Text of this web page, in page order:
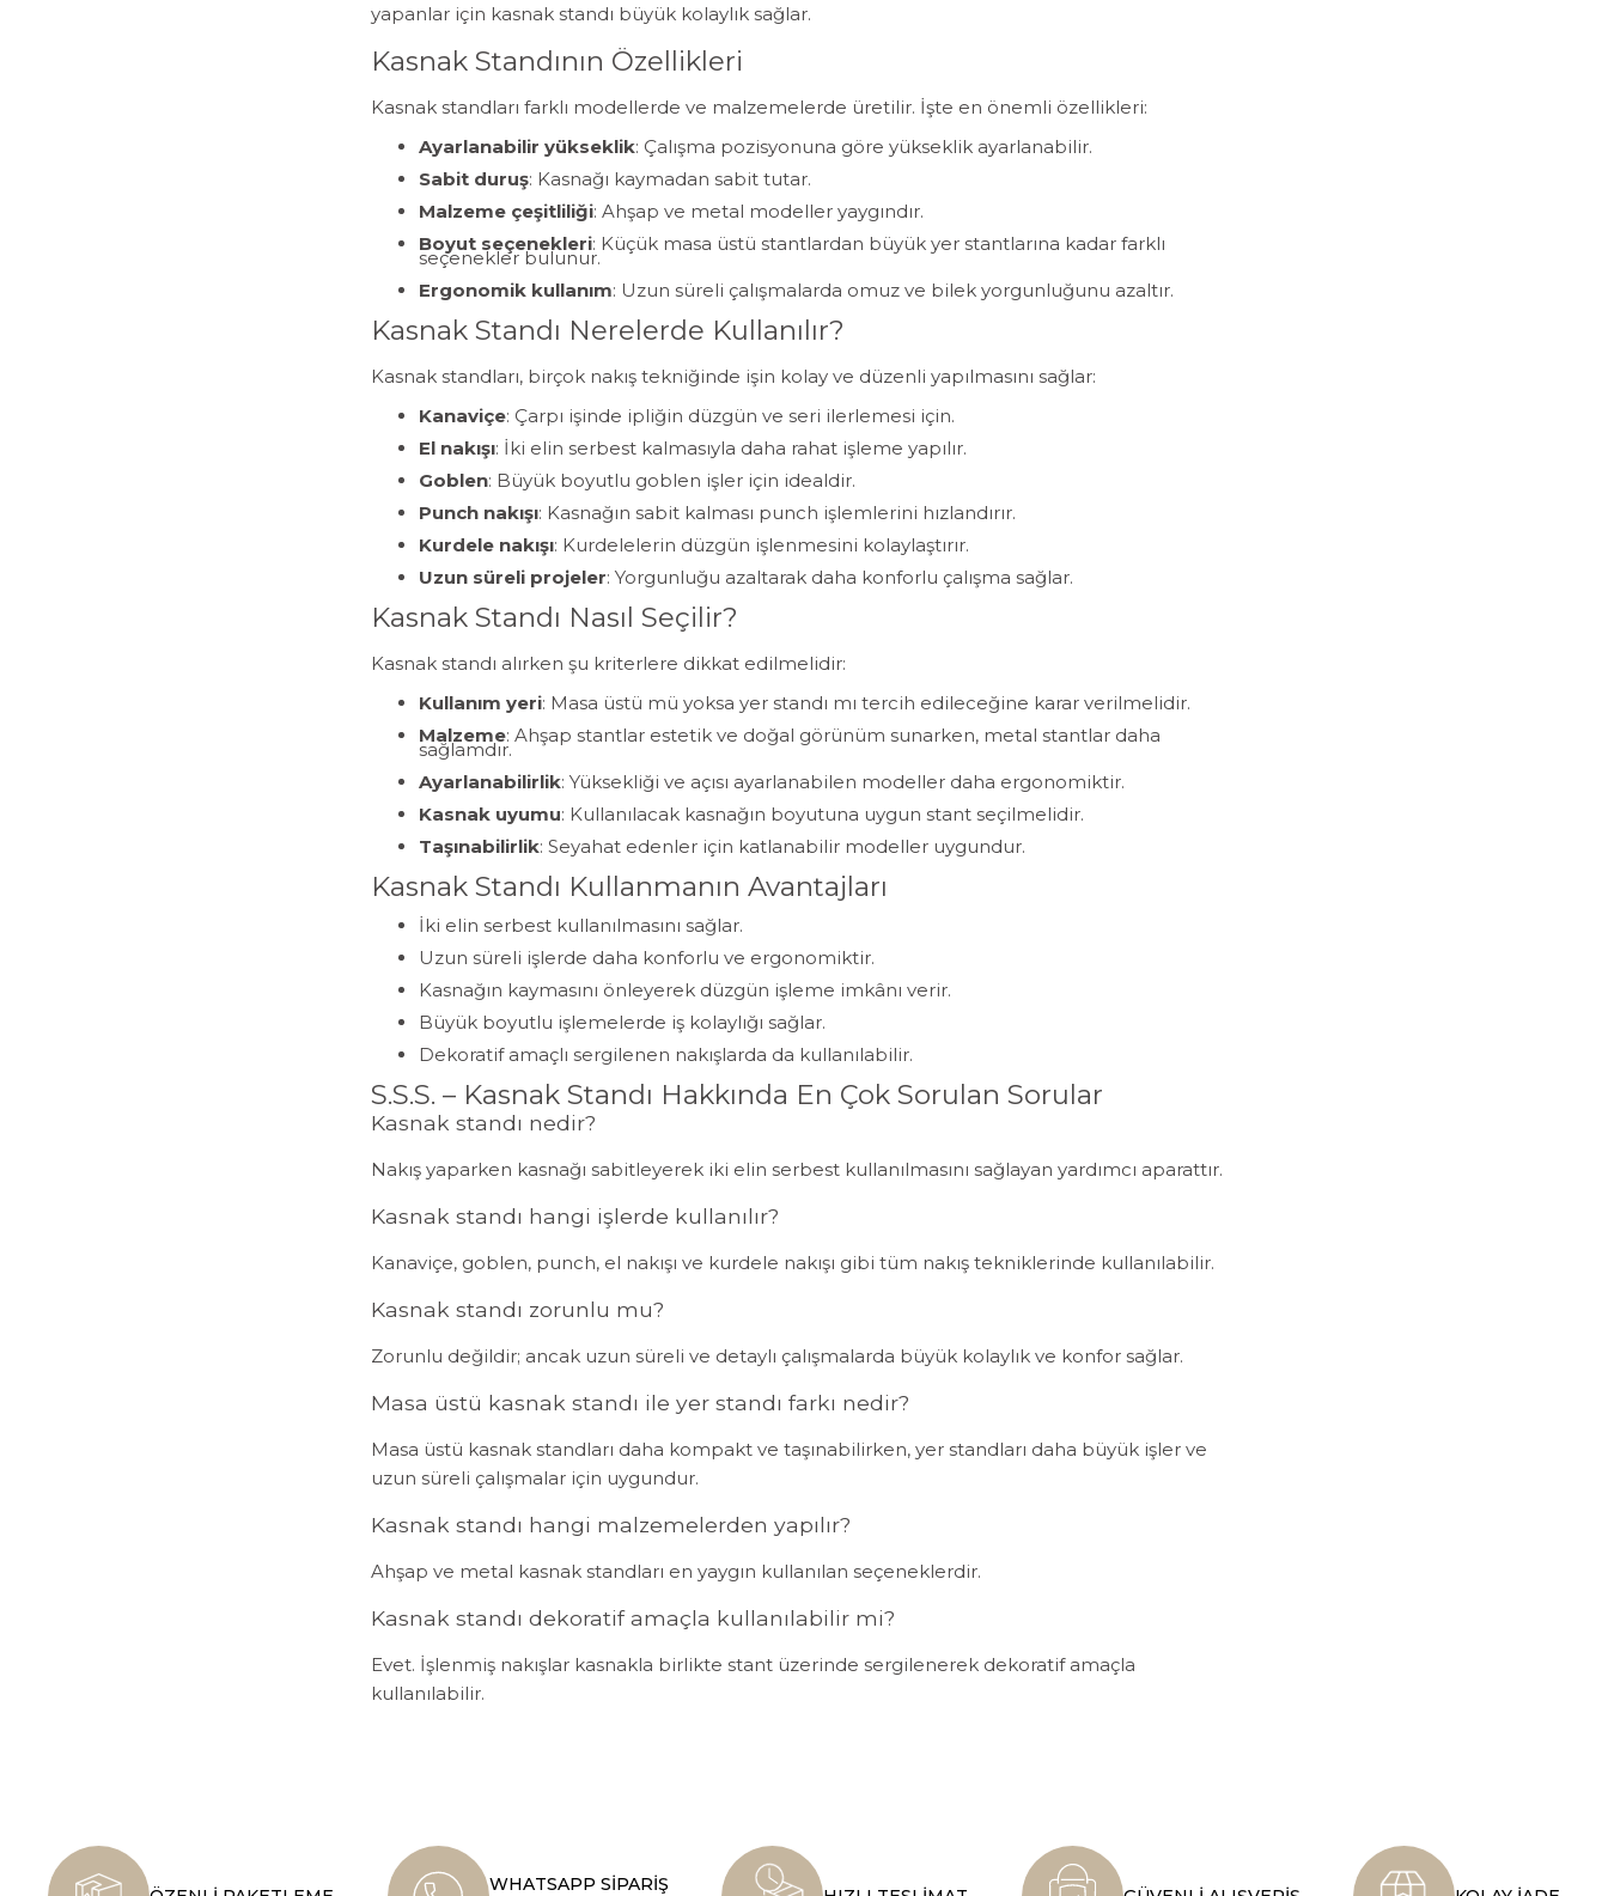
yapanlar için kasnak standı büyük kolaylık sağlar.
Kasnak Standının Özellikleri
Kasnak standları farklı modellerde ve malzemelerde üretilir. İşte en önemli özellikleri:
Ayarlanabilir yükseklik: Çalışma pozisyonuna göre yükseklik ayarlanabilir.
Sabit duruş: Kasnağı kaymadan sabit tutar.
Malzeme çeşitliliği: Ahşap ve metal modeller yaygındır.
Boyut seçenekleri: Küçük masa üstü stantlardan büyük yer stantlarına kadar farklı
seçenekler bulunur.
Ergonomik kullanım: Uzun süreli çalışmalarda omuz ve bilek yorgunluğunu azaltır.
Kasnak Standı Nerelerde Kullanılır?
Kasnak standları, birçok nakış tekniğinde işin kolay ve düzenli yapılmasını sağlar:
Kanaviçe: Çarpı işinde ipliğin düzgün ve seri ilerlemesi için.
El nakışı: İki elin serbest kalmasıyla daha rahat işleme yapılır.
Goblen: Büyük boyutlu goblen işler için idealdir.
Punch nakışı: Kasnağın sabit kalması punch işlemlerini hızlandırır.
Kurdele nakışı: Kurdelelerin düzgün işlenmesini kolaylaştırır.
Uzun süreli projeler: Yorgunluğu azaltarak daha konforlu çalışma sağlar.
Kasnak Standı Nasıl Seçilir?
Kasnak standı alırken şu kriterlere dikkat edilmelidir:
Kullanım yeri: Masa üstü mü yoksa yer standı mı tercih edileceğine karar verilmelidir.
Malzeme: Ahşap stantlar estetik ve doğal görünüm sunarken, metal stantlar daha
sağlamdır.
Ayarlanabilirlik: Yüksekliği ve açısı ayarlanabilen modeller daha ergonomiktir.
Kasnak uyumu: Kullanılacak kasnağın boyutuna uygun stant seçilmelidir.
Taşınabilirlik: Seyahat edenler için katlanabilir modeller uygundur.
Kasnak Standı Kullanmanın Avantajları
İki elin serbest kullanılmasını sağlar.
Uzun süreli işlerde daha konforlu ve ergonomiktir.
Kasnağın kaymasını önleyerek düzgün işleme imkânı verir.
Büyük boyutlu işlemelerde iş kolaylığı sağlar.
Dekoratif amaçlı sergilenen nakışlarda da kullanılabilir.
S.S.S. – Kasnak Standı Hakkında En Çok Sorulan Sorular
Kasnak standı nedir?
Nakış yaparken kasnağı sabitleyerek iki elin serbest kullanılmasını sağlayan yardımcı aparattır.
Kasnak standı hangi işlerde kullanılır?
Kanaviçe, goblen, punch, el nakışı ve kurdele nakışı gibi tüm nakış tekniklerinde kullanılabilir.
Kasnak standı zorunlu mu?
Zorunlu değildir; ancak uzun süreli ve detaylı çalışmalarda büyük kolaylık ve konfor sağlar.
Masa üstü kasnak standı ile yer standı farkı nedir?
Masa üstü kasnak standları daha kompakt ve taşınabilirken, yer standları daha büyük işler ve
uzun süreli çalışmalar için uygundur.
Kasnak standı hangi malzemelerden yapılır?
Ahşap ve metal kasnak standları en yaygın kullanılan seçeneklerdir.
Kasnak standı dekoratif amaçla kullanılabilir mi?
Evet. İşlenmiş nakışlar kasnakla birlikte stant üzerinde sergilenerek dekoratif amaçla
kullanılabilir.
WHATSAPP SİPARİŞ